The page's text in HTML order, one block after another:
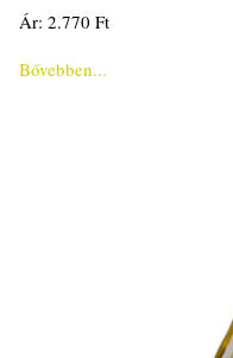
Ár: 2.770 Ft
Bővebben...